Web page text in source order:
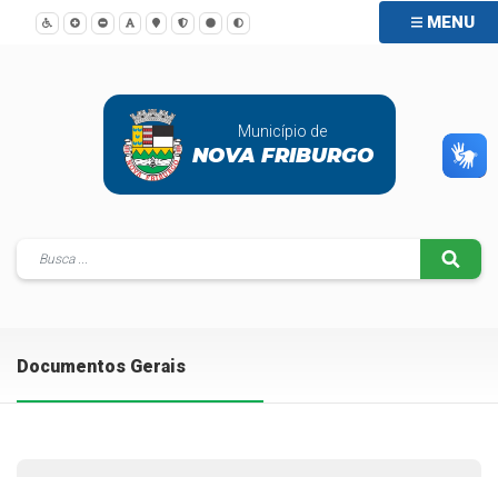
MENU
Município de
NOVA FRIBURGO
Documentos Gerais